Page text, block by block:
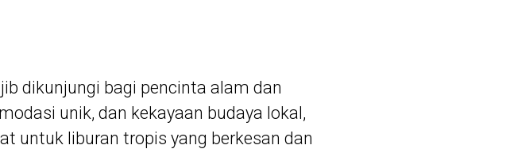
dikunjungi bagi pencinta alam dan
unik, dan kekayaan budaya lokal,
untuk liburan tropis yang berkesan dan